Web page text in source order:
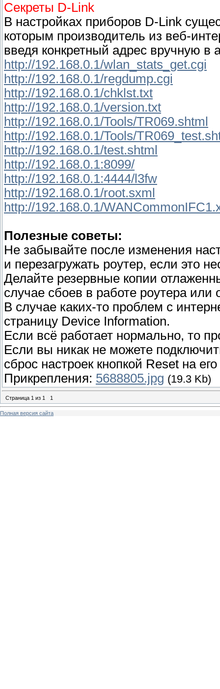
Секреты D-Link
В настройках приборов D-Link
которым производитель из веб-
введя конкретный адрес вручную в
http://192.168.0.1/wlan_stats_get.cgi
http://192.168.0.1/regdump.cgi
http://192.168.0.1/chklst.txt
http://192.168.0.1/version.txt
http://192.168.0.1/Tools/TR069.shtml
http://192.168.0.1/Tools/
http://192.168.0.1/test.shtml
http://192.168.0.1:8099/
http://192.168.0.1:4444/l3fw
http://192.168.0.1/root.sxml
http://192.168.0.1/
Полезные советы:
Не забывайте после изменения
и перезагружать роутер, если это
Делайте резервные копии
случае сбоев в работе роутера
В случае каких-то проблем с
страницу Device Information.
Если всё работает нормально, то
Если вы никак не можете
сброс настроек кнопкой Reset на
Прикрепления: 5688805.jpg (19.3 Kb)
Страница 1 из 1 1
Полная версия сайта